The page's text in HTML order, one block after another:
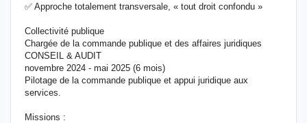
✅ Approche totalement transversale, « tout droit confondu »
Collectivité publique
Chargée de la commande publique et des affaires juridiques
CONSEIL & AUDIT
novembre 2024 - mai 2025 (6 mois)
Pilotage de la commande publique et appui juridique aux
services.
Missions :